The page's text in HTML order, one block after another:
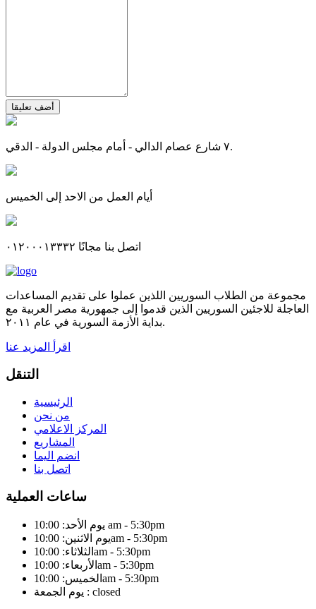
أضف تعليقا
٧ شارع عصام الدالي - أمام مجلس الدولة - الدقي.
أيام العمل من الاحد إلى الخميس
اتصل بنا مجانًا ٠١٢٠٠٠١٣٣٣٢
مجموعة من الطلاب السوريين اللذين عملوا على تقديم المساعدات
العاجلة للاجئين السوريين الذين قدموا إلى جمهورية مصر العربية مع
بداية الأزمة السورية في عام ٢٠١١.
اقرأ المزيد عنا
التنقل
الرئيسية
من نحن
المركز الاعلامي
المشاريع
انضم اليما
اتصل بنا
ساعات العملية
يوم الأحد: 10:00 am - 5:30pm
يوم الاثنين: 10:00am - 5:30pm
الثلاثاء: 10:00am - 5:30pm
الأربعاء: 10:00am - 5:30pm
الخميس: 10:00am - 5:30pm
يوم الجمعة : closed